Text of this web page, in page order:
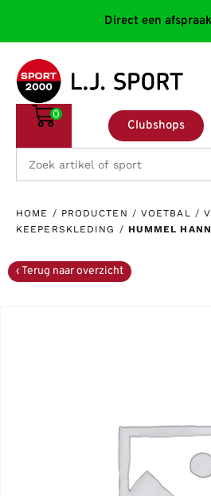
Direct een
Clubshops
0
HOME / PRODUCTEN / VOETBAL /
KEEPERSKLEDING / HUMMEL